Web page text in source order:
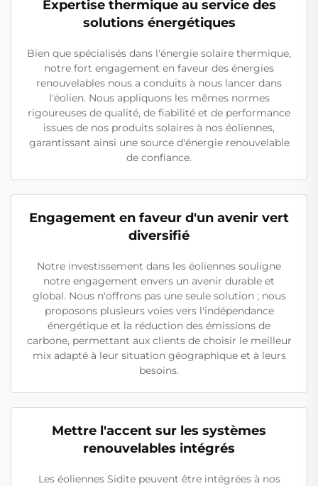
Expertise thermique au service des
solutions énergétiques
Bien que spécialisés dans l'énergie solaire thermique,
notre fort engagement en faveur des énergies
renouvelables nous a conduits à nous lancer dans
l'éolien. Nous appliquons les mêmes normes
rigoureuses de qualité, de fiabilité et de performance
issues de nos produits solaires à nos éoliennes,
garantissant ainsi une source d'énergie renouvelable
de confiance.
Engagement en faveur d'un avenir vert
diversifié
Notre investissement dans les éoliennes souligne
notre engagement envers un avenir durable et
global. Nous n'offrons pas une seule solution ; nous
proposons plusieurs voies vers l'indépendance
énergétique et la réduction des émissions de
carbone, permettant aux clients de choisir le meilleur
mix adapté à leur situation géographique et à leurs
besoins.
Mettre l'accent sur les systèmes
renouvelables intégrés
Les éoliennes Sidite peuvent être intégrées à nos